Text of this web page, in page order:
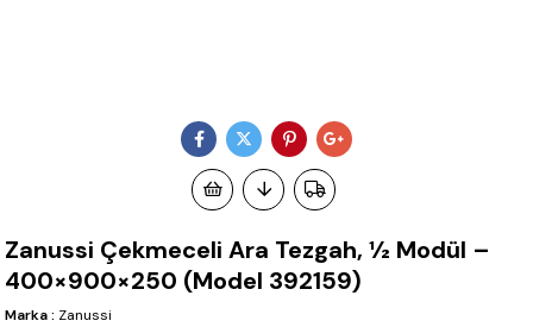
Zanussi Çekmeceli Ara Tezgah, ½ Modül –
400×900×250 (Model 392159)
Marka : Zanussi